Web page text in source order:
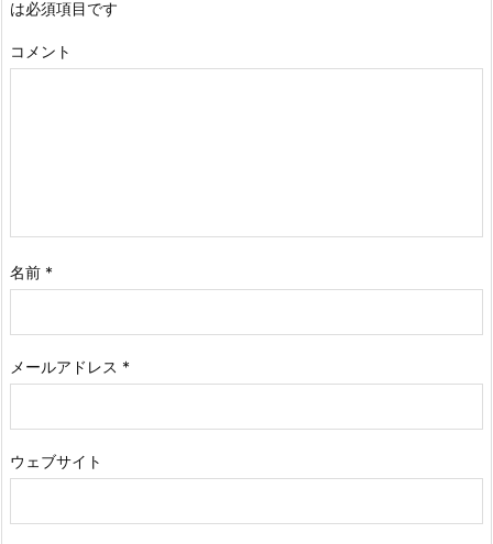
は必須項目です
コメント
名前 *
メールアドレス *
ウェブサイト